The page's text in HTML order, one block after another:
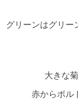
グリーンはグリー
大きな
赤からボル